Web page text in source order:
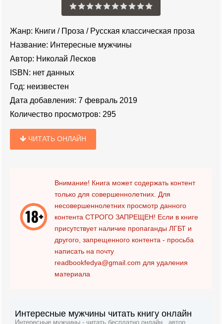
Жанр: Книги / Проза / Русская классическая проза
Название: Интересные мужчины
Автор: Николай Лесков
ISBN: нет данных
Год: неизвестен
Дата добавления: 7 февраль 2019
Количество просмотров: 295
ЧИТАТЬ ОНЛАЙН
Внимание! Книга может содержать контент
только для совершеннолетних. Для
несовершеннолетних просмотр данного
контента СТРОГО ЗАПРЕЩЕН! Если в книге
присутствует наличие пропаганды ЛГБТ и
другого, запрещенного контента - просьба
написать на почту
readbookfedya@gmail.com для удаления
материала
Интересные мужчины читать книгу онлайн
Интересные мужчины - читать бесплатно онлайн , автор